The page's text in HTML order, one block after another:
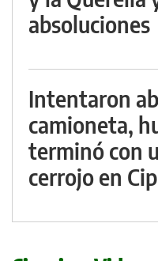
absoluciones
Intentaron
camioneta,
terminó con
cerrojo en